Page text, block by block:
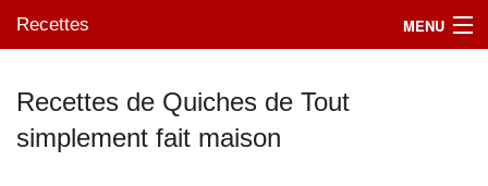
Recettes MENU
Mes blogs préférés
Recettes de Quiches de Tout
simplement fait maison